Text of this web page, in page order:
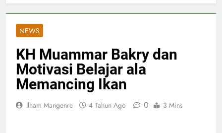
NEWS
KH Muammar Bakry dan
Motivasi Belajar ala
Memancing Ikan
Ilham Mangenre 4 Tahun Ago 0 3 Mins